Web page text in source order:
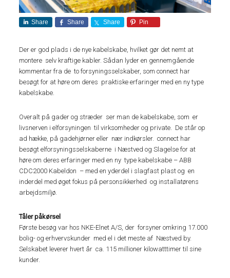
Share Share Share Pin
Der er god plads i de nye kabelskabe, hvilket gør det nemt at
montere selv kraftige kabler. Sådan lyder en gennemgående
kommentar fra de to forsyningsselskaber, som connect har
besøgt for at høre om deres praktiske erfaringer med en ny type
kabelskabe.
Overalt på gader og stræder ser man de kabelskabe, som er
livsnerven i elforsyningen til virksomheder og private. De står op
ad hække, på gadehjørner eller nær indkørsler. connect har
besøgt elforsyningsselskaberne i Næstved og Slagelse for at
høre om deres erfaringer med en ny type kabelskabe – ABB
CDC2000 Kabeldon – med en yderdel i slagfast plast og en
inderdel med øget fokus på personsikkerhed og installatørens
arbejdsmiljø.
Tåler påkørsel
Første besøg var hos NKE-Elnet A/S, der forsyner omkring 17.000
bolig- og erhvervskunder med el i det meste af Næstved by.
Selskabet leverer hvert år ca. 115 millioner kilowatttimer til sine
kunder.